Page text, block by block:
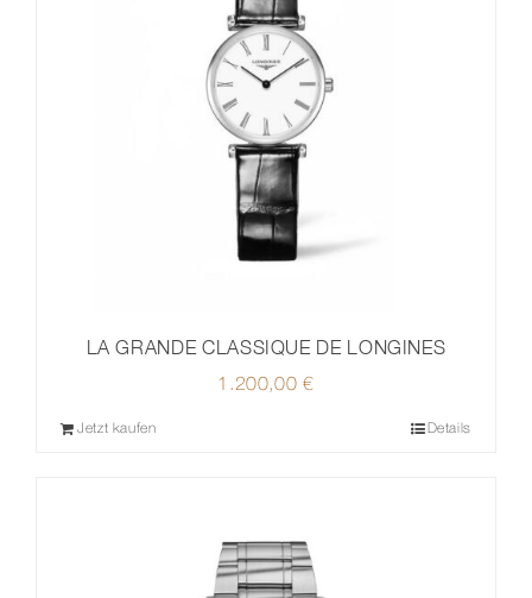
LA GRANDE CLASSIQUE DE LONGINES
1.200,00€
Jetzt kaufen Details